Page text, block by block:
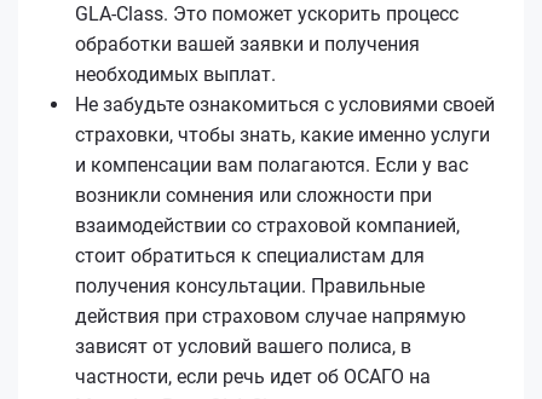
GLA-Class. Это поможет ускорить процесс
обработки вашей заявки и получения
необходимых выплат.
Не забудьте ознакомиться с условиями своей
страховки, чтобы знать, какие именно услуги
и компенсации вам полагаются. Если у вас
возникли сомнения или сложности при
взаимодействии со страховой компанией,
стоит обратиться к специалистам для
получения консультации. Правильные
действия при страховом случае напрямую
зависят от условий вашего полиса, в
частности, если речь идет об ОСАГО на